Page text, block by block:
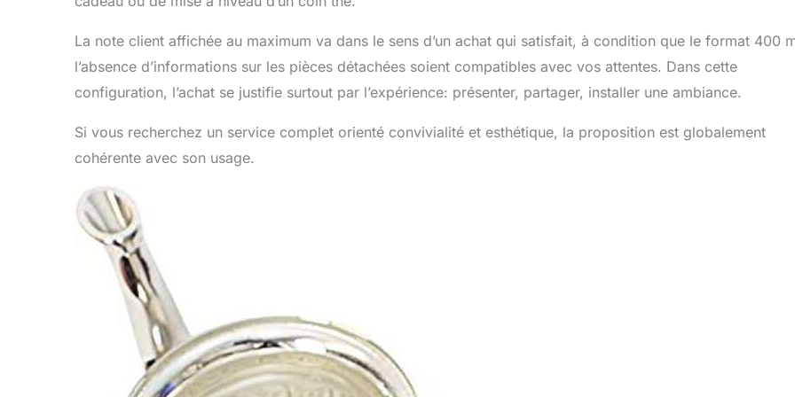
La note client affichée au maximum va dans le sens d’un achat qui satisfait, à condition que le format 400
l’absence d’informations sur les pièces détachées soient compatibles avec vos attentes. Dans cette
configuration, l’achat se justifie surtout par l’expérience: présenter, partager, installer une ambiance.
Si vous recherchez un service complet orienté convivialité et esthétique, la proposition est globalement
cohérente avec son usage.